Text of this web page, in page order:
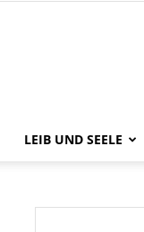
LEIB UND SEELE